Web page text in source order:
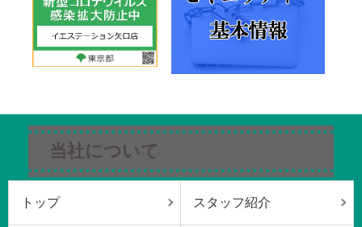
当社について
トップ スタッフ紹介